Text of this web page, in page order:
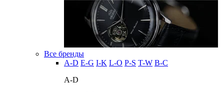
Все бренды
A-D E-G I-K L-O P-S T-W В-С
A-D